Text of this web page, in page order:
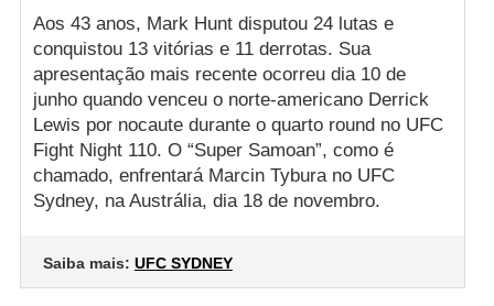
Aos 43 anos, Mark Hunt disputou 24 lutas e
conquistou 13 vitórias e 11 derrotas. Sua
apresentação mais recente ocorreu dia 10 de
junho quando venceu o norte-americano Derrick
Lewis por nocaute durante o quarto round no UFC
Fight Night 110. O “Super Samoan”, como é
chamado, enfrentará Marcin Tybura no UFC
Sydney, na Austrália, dia 18 de novembro.
Saiba mais: UFC SYDNEY